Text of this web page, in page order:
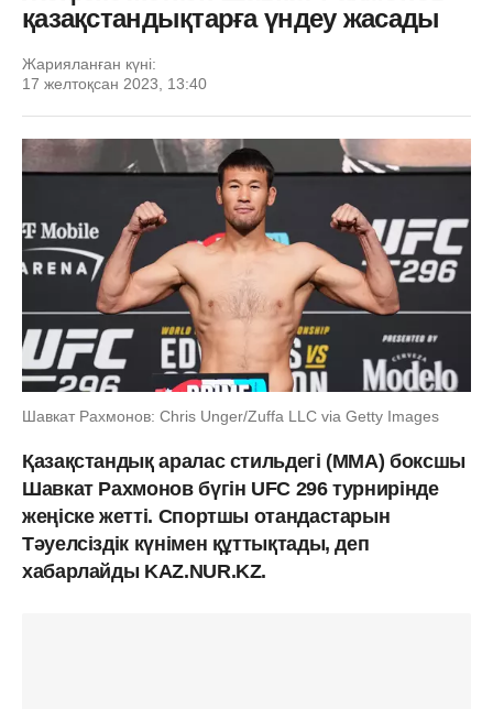
қазақстандықтарға үндеу жасады
Жарияланған күні:
17 желтоқсан 2023, 13:40
Шавкат Рахмонов: Chris Unger/Zuffa LLC via Getty Images
Қазақстандық аралас стильдегі (ММА) боксшы
Шавкат Рахмонов бүгін UFC 296 турнирінде
жеңіске жетті. Спортшы отандастарын
Тәуелсіздік күнімен құттықтады, деп
хабарлайды KAZ.NUR.KZ.